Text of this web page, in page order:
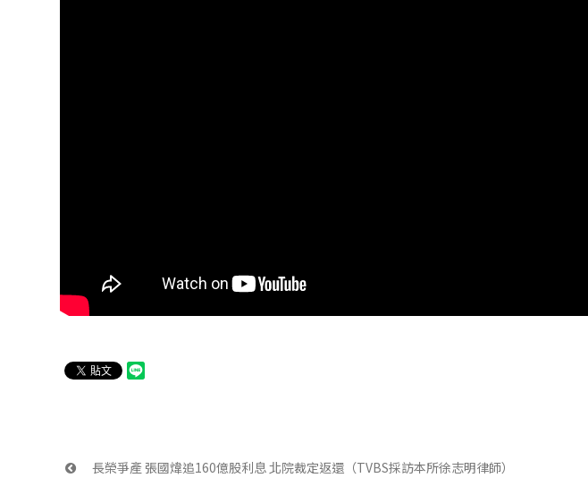
長榮爭產 張國煒追160億股利息 北院裁定返還（TVBS採訪本所徐志明律師）